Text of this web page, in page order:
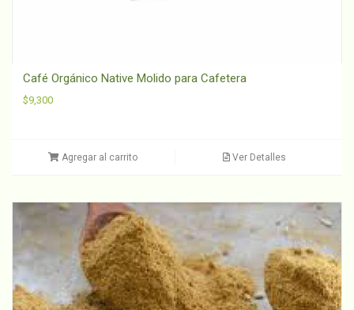
Café Orgánico Native Molido para Cafetera
$9,300
Agregar al carrito Ver Detalles